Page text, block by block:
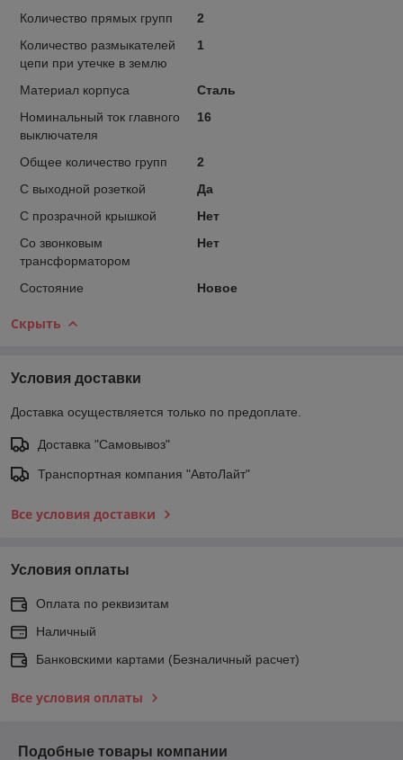
Количество прямых групп
2
Количество размыкателей
цепи при утечке в землю
1
Материал корпуса
Сталь
Номинальный ток главного
выключателя
16
Общее количество групп
2
С выходной розеткой
Да
С прозрачной крышкой
Нет
Со звонковым
трансформатором
Нет
Состояние Новое
Скрыть
Условия доставки
Доставка осуществляется только по предоплате.
Доставка "Самовывоз"
Транспортная компания "АвтоЛайт"
Все условия доставки
Условия оплаты
Оплата по реквизитам
Наличный
Банковскими картами (Безналичный расчет)
Все условия оплаты
Подобные товары компании